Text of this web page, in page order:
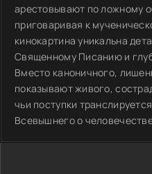
арестовывают по ложному
приговаривая к
кинокартина уникальна
Священному Писанию и
Вместо каноничного,
показывают живого,
чьи поступки
Всевышнего о